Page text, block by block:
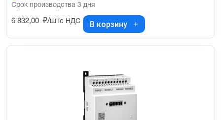
Срок производства 3 дня
6 832,00 ₽/штс НДС В корзину